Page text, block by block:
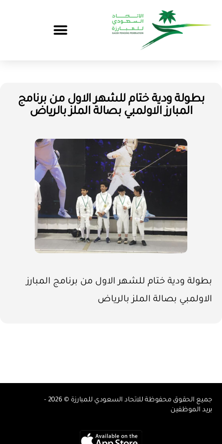
بطولة ودية ختام للشهر الاول من برنامج
المبارز الاولمبي بصالة الملز بالرياض
بطولة ودية ختام للشهر الاول من برنامج المبارز
الاولمبي بصالة الملز بالرياض
جميع الحقوق محفوظة للاتحاد السعودي للمبارزة © 2026 -
بريد الموظفين